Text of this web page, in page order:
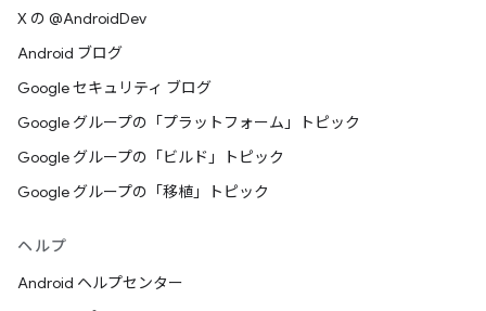
X の @AndroidDev
Android ブログ
Google セキュリティ ブログ
Google グループの「プラットフォーム」トピック
Google グループの「ビルド」トピック
Google グループの「移植」トピック
ヘルプ
Android ヘルプセンター